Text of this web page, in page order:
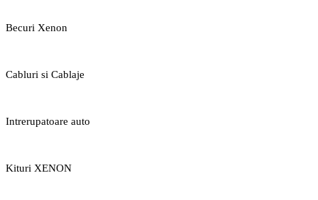
Becuri Xenon
Cabluri si Cablaje
Intrerupatoare auto
Kituri XENON